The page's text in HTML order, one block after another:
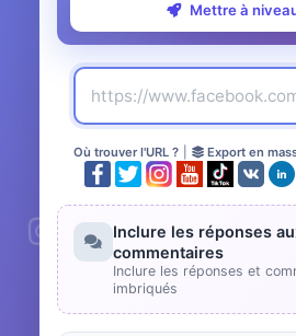
Mettre à
Où trouver l'URL ? Export en
Inclure les réponses
commentaires
Inclure les réponses et
imbriqués